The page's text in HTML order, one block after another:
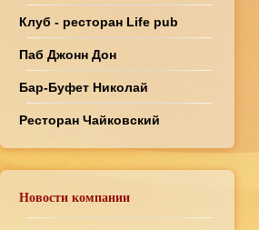
Клуб - ресторан Life pub
Паб Джонн Дон
Бар-Буфет Николай
Ресторан Чайковский
Новости компании